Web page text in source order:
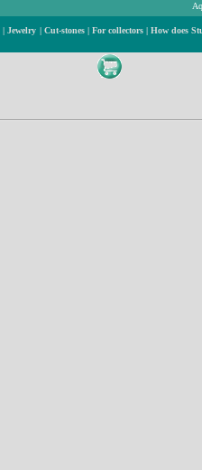
| Jewelry | Cut-stones | For collectors | How does